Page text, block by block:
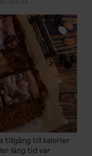
10-13
tillgång till kalorier
lång tid var